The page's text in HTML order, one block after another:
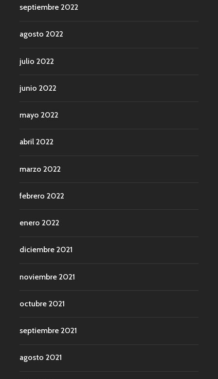
septiembre 2022
agosto 2022
julio 2022
junio 2022
mayo 2022
abril 2022
marzo 2022
febrero 2022
enero 2022
diciembre 2021
noviembre 2021
octubre 2021
septiembre 2021
agosto 2021